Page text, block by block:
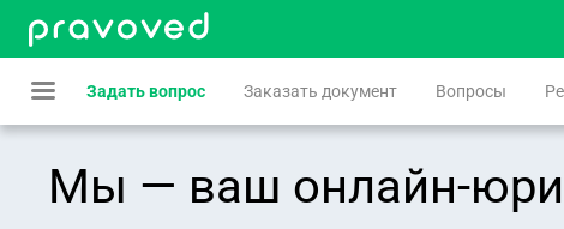
Задать вопрос Заказать документ Вопросы
Мы — ваш онлайн-